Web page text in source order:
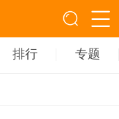
排行 专题